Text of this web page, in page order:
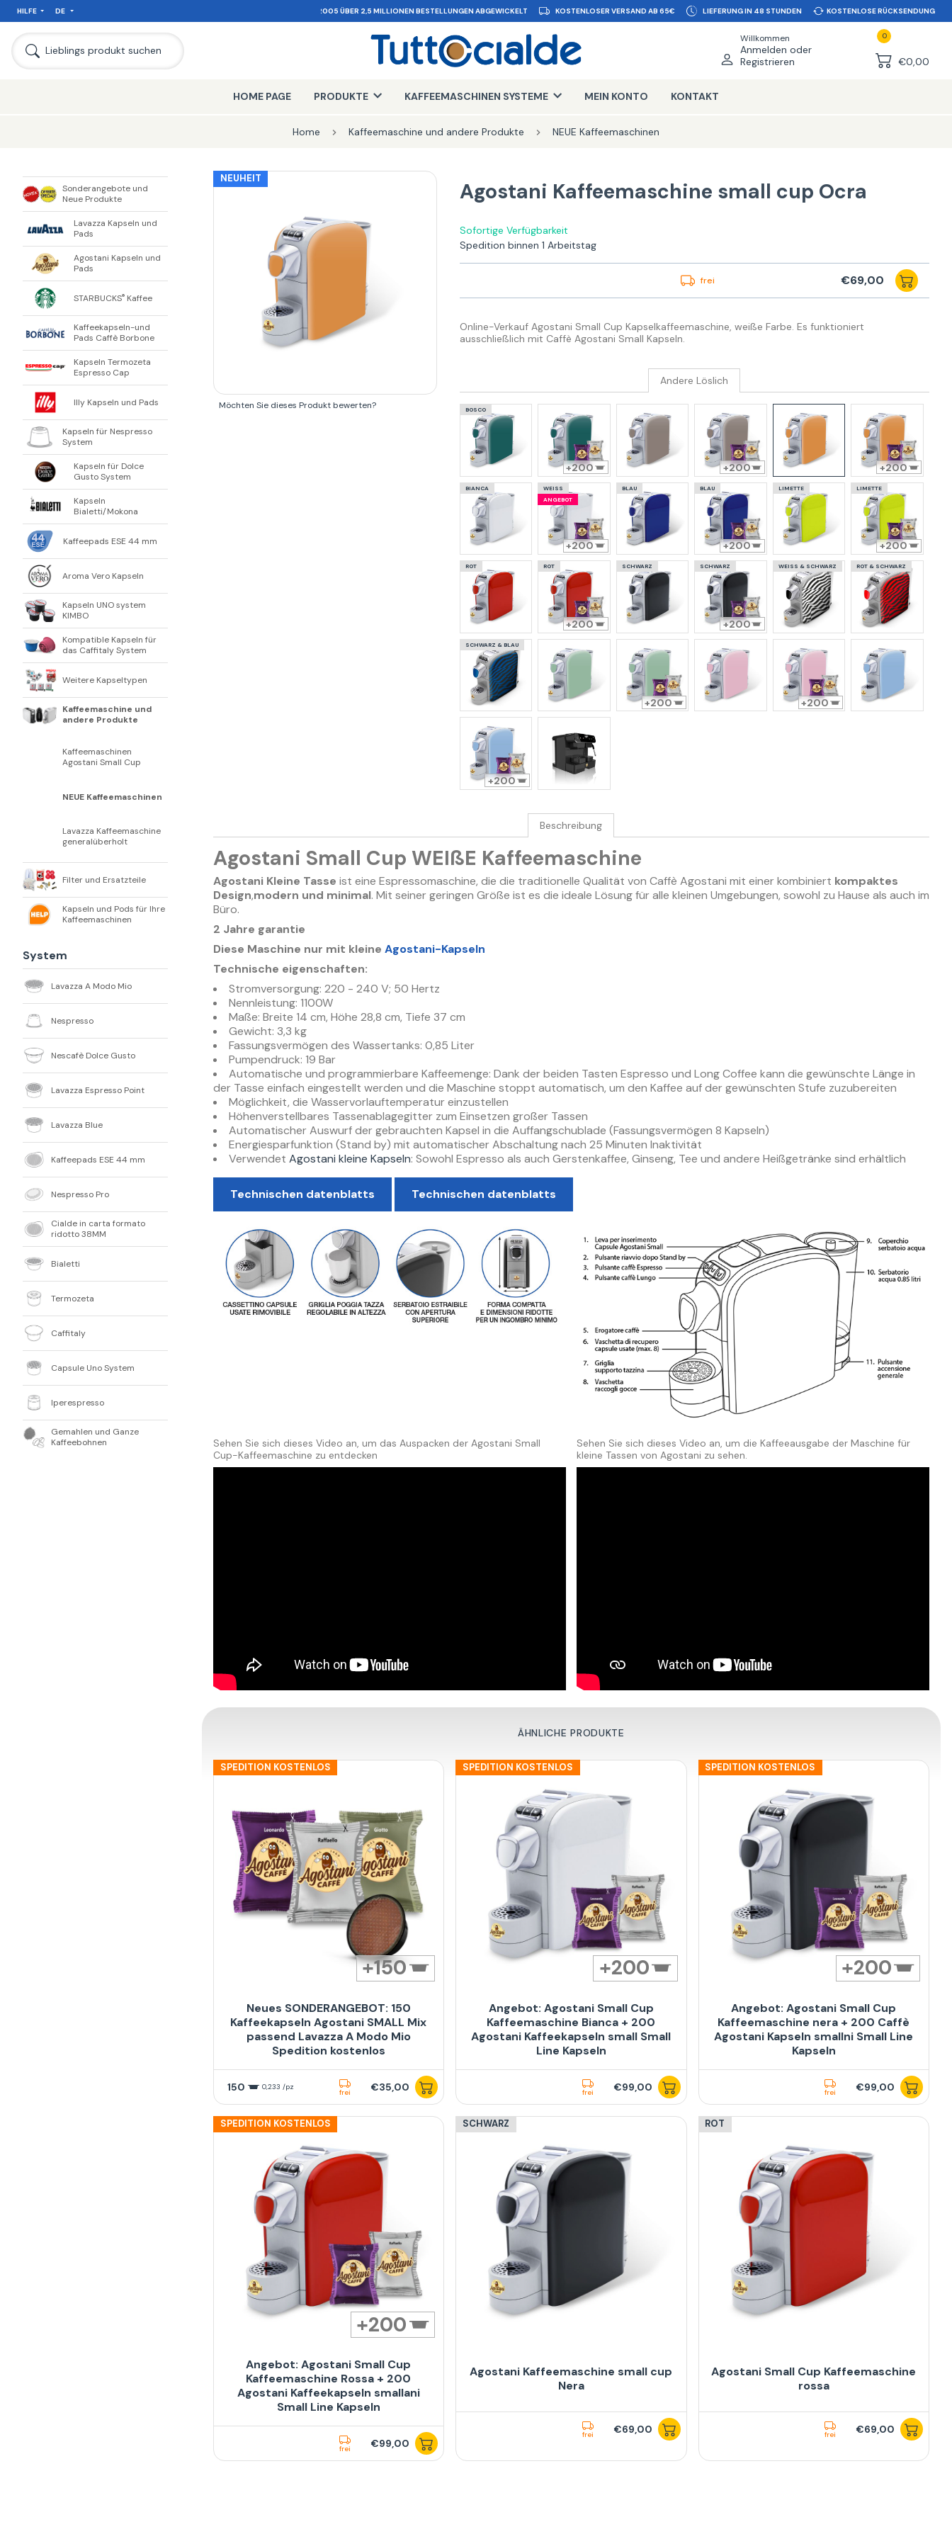
HILFE DE SEIT 2005 ÜBER 2,5 MILLIONEN BESTELLUNGEN ABGEWICKELT KOSTENLOSER VERSAND AB 65€ LIEFERUNG IN 48 STUNDEN KOSTENLOSE RÜCKSENDUNG
Willkommen
Anmelden oder
Registrieren
0
€0,00
Lieblings produkt suchen
HOME PAGE PRODUKTE KAFFEEMASCHINEN SYSTEME MEIN KONTO KONTAKT
Home Kaffeemaschine und andere Produkte NEUE Kaffeemaschinen
Sonderangebote und
Neue Produkte
Lavazza Kapseln und
Pads
Agostani Kapseln und
Pads
STARBUCKS® Kaffee
Kaffeekapseln-und
Pads Caffè Borbone
Kapseln Termozeta
Espresso Cap
Illy Kapseln und Pads
Kapseln für Nespresso
System
Kapseln für Dolce
Gusto System
Kapseln
Bialetti/Mokona
Kaffeepads ESE 44 mm
Aroma Vero Kapseln
Kapseln UNO system
KIMBO
Kompatible Kapseln für
das Caffitaly System
Weitere Kapseltypen
Kaffeemaschine und
andere Produkte
Kaffeemaschinen
Agostani Small Cup
NEUE Kaffeemaschinen
Lavazza Kaffeemaschine
generalüberholt
Filter und Ersatzteile
Kapseln und Pods für Ihre
Kaffeemaschinen
System
Lavazza A Modo Mio
Nespresso
Nescafè Dolce Gusto
Lavazza Espresso Point
Lavazza Blue
Kaffeepads ESE 44 mm
Nespresso Pro
Cialde in carta formato
ridotto 38MM
Bialetti
Termozeta
Caffitaly
Capsule Uno System
Iperespresso
Gemahlen und Ganze
Kaffeebohnen
NEUHEIT
Möchten Sie dieses Produkt bewerten?
Agostani Kaffeemaschine small cup Ocra
Sofortige Verfügbarkeit
Spedition binnen 1 Arbeitstag
frei €69,00
Online-Verkauf Agostani Small Cup Kapselkaffeemaschine, weiße Farbe. Es funktioniert
ausschließlich mit Caffè Agostani Small Kapseln.
Andere Löslich
BOSCO
200 200 200
BIANCA
WEISS
ANGEBOT
200
BLAU BLAU
200
LIMETTE LIMETTE
200
ROT ROT
200
SCHWARZ SCHWARZ
200
WEISS & SCHWARZ ROT & SCHWARZ
SCHWARZ & BLAU
200 200
200
Beschreibung
Agostani Small Cup WEIßE Kaffeemaschine
Agostani Kleine Tasse ist eine Espressomaschine, die die traditionelle Qualität von Caffè Agostani mit einer kombiniert kompaktes
Design,modern und minimal. Mit seiner geringen Größe ist es die ideale Lösung für alle kleinen Umgebungen, sowohl zu Hause als auch im
Büro.
2 Jahre garantie
Diese Maschine nur mit kleine Agostani-Kapseln
Technische eigenschaften:
Stromversorgung: 220 - 240 V; 50 Hertz
Nennleistung: 1100W
Maße: Breite 14 cm, Höhe 28,8 cm, Tiefe 37 cm
Gewicht: 3,3 kg
Fassungsvermögen des Wassertanks: 0,85 Liter
Pumpendruck: 19 Bar
Automatische und programmierbare Kaffeemenge: Dank der beiden Tasten Espresso und Long Coffee kann die gewünschte Länge in
der Tasse einfach eingestellt werden und die Maschine stoppt automatisch, um den Kaffee auf der gewünschten Stufe zuzubereiten
Möglichkeit, die Wasservorlauftemperatur einzustellen
Höhenverstellbares Tassenablagegitter zum Einsetzen großer Tassen
Automatischer Auswurf der gebrauchten Kapsel in die Auffangschublade (Fassungsvermögen 8 Kapseln)
Energiesparfunktion (Stand by) mit automatischer Abschaltung nach 25 Minuten Inaktivität
Verwendet Agostani kleine Kapseln: Sowohl Espresso als auch Gerstenkaffee, Ginseng, Tee und andere Heißgetränke sind erhältlich
Technischen datenblatts Technischen datenblatts
Sehen Sie sich dieses Video an, um das Auspacken der Agostani Small
Cup-Kaffeemaschine zu entdecken
Sehen Sie sich dieses Video an, um die Kaffeeausgabe der Maschine für
kleine Tassen von Agostani zu sehen.
ÄHNLICHE PRODUKTE
SPEDITION KOSTENLOS
150
Neues SONDERANGEBOT: 150
Kaffeekapseln Agostani SMALL Mix
passend Lavazza A Modo Mio
Spedition kostenlos
150 0,233 /pz
frei €35,00
SPEDITION KOSTENLOS
200
Angebot: Agostani Small Cup
Kaffeemaschine Bianca + 200
Agostani Kaffeekapseln small Small
Line Kapseln
frei €99,00
SPEDITION KOSTENLOS
200
Angebot: Agostani Small Cup
Kaffeemaschine nera + 200 Caffè
Agostani Kapseln smallni Small Line
Kapseln
frei €99,00
SPEDITION KOSTENLOS
200
Angebot: Agostani Small Cup
Kaffeemaschine Rossa + 200
Agostani Kaffeekapseln smallani
Small Line Kapseln
frei €99,00
SCHWARZ
Agostani Kaffeemaschine small cup
Nera
frei €69,00
ROT
Agostani Small Cup Kaffeemaschine
rossa
frei €69,00